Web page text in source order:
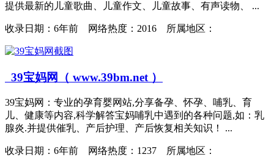
提供最新的儿童歌曲、儿童作文、儿童故事、有声读物、 ...
收录日期： 6年前 网络热度：2016 所属地区：
39宝妈网（ www.39bm.net ）
39宝妈网：专业的孕育婴网站,分享备孕、怀孕、哺乳、育
儿、健康等内容,科学解答宝妈哺乳中遇到的各种问题,如：乳
腺炎.并提供催乳、产后护理、产后恢复相关知识！ ...
收录日期： 6年前 网络热度：1237 所属地区：